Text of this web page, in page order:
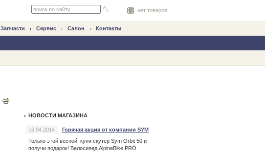
нет товаров
Запчасти Сервис Салон Контакты
НОВОСТИ МАГАЗИНА
16.04.2014
Горячая акция от компании SYM
Только этой весной, купи скутер Sym Orbit 50 и
получи подарок! Велосипед AlpineBike PRO